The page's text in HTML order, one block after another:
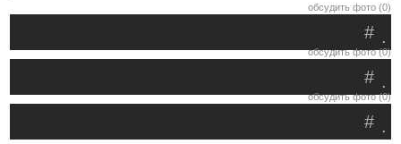
обсудить фото (0)
.
#
обсудить фото (0)
.
#
обсудить фото (0)
.
#